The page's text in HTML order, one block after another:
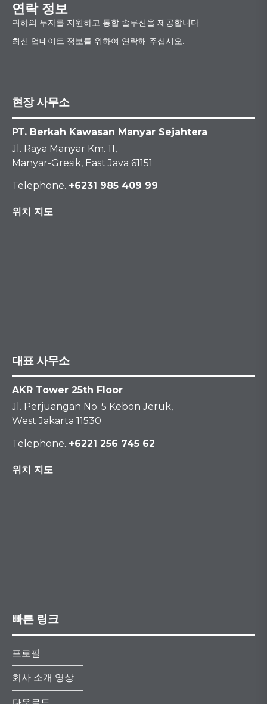
연락 정보
귀하의 투자를 지원하고 통합 솔루션을 제공합니다.
최신 업데이트 정보를 위하여 연락해 주십시오.
현장 사무소
PT. Berkah Kawasan Manyar Sejahtera
Jl. Raya Manyar Km. 11,
Manyar-Gresik, East Java 61151
Telephone. +6231 985 409 99
위치 지도
대표 사무소
AKR Tower 25th Floor
Jl. Perjuangan No. 5 Kebon Jeruk,
West Jakarta 11530
Telephone. +6221 256 745 62
위치 지도
빠른 링크
프로필
회사 소개 영상